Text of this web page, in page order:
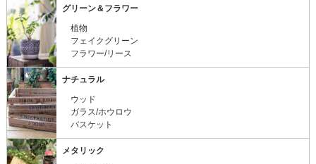
グリーン＆フラワー
植物
フェイクグリーン
フラワー/リース
ナチュラル
ウッド
ガラス/ホウロウ
バスケット
メタリック